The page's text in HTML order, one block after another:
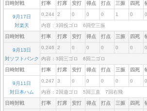
日時対戦 打率 打席 安打 得点 打点 三振 四死
9月17日
対楽天
0.244 2 0 0 0 1 0 0
内容：3回投ゴロ 6回空三振
日時対戦 打率 打席 安打 得点 打点 三振 四死
9月13日
対ソフトバンク
0.246 2 0 0 0 0 0 0
内容：3回三ゴロ 6回二ゴロ
日時対戦 打率 打席 安打 得点 打点 三振 四死
9月11日
対日本ハム
0.247 3 0 0 0 0 0 0
内容：2回遊ゴロ 5回三直 7回右飛
日時対戦 打率 打席 安打 得点 打点 三振 四死